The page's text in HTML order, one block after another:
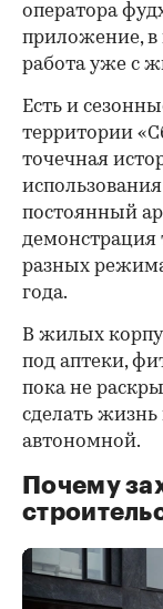
оператора
приложение, в
работа уже с
Есть и
территории
точечная
постоянный
демонстрация
разных
года.
В жилых
под аптеки,
пока не
сделать
автономной.
Почему